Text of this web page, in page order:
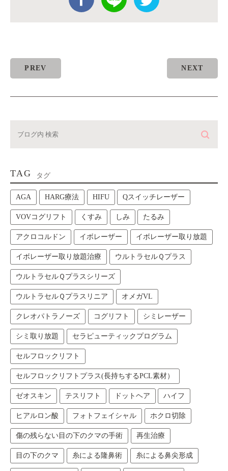
PREV NEXT
TAG タグ
AGA HARG療法 HIFU Qスイッチレーザー
VOVコグリフト くすみ しみ たるみ
アクロコルドン イボレーザー イボレーザー取り放題
イボレーザー取り放題治療 ウルトラセルＱプラス
ウルトラセルＱプラスシリーズ
ウルトラセルＱプラスリニア オメガVL
クレオパトラノーズ コグリフト シミレーザー
シミ取り放題 セラピューティックプログラム
セルフロックリフト
セルフロックリフトプラス(長持ちするPCL素材）
ゼオスキン テスリフト ドットヘア ハイフ
ヒアルロン酸 フォトフェイシャル ホクロ切除
傷の残らない目の下のクマの手術 再生治療
目の下のクマ 糸による隆鼻術 糸による鼻尖形成